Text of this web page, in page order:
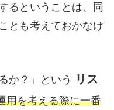
るということは、同
とも考えておかなけ
か？」という
リス
用を考える際に一番